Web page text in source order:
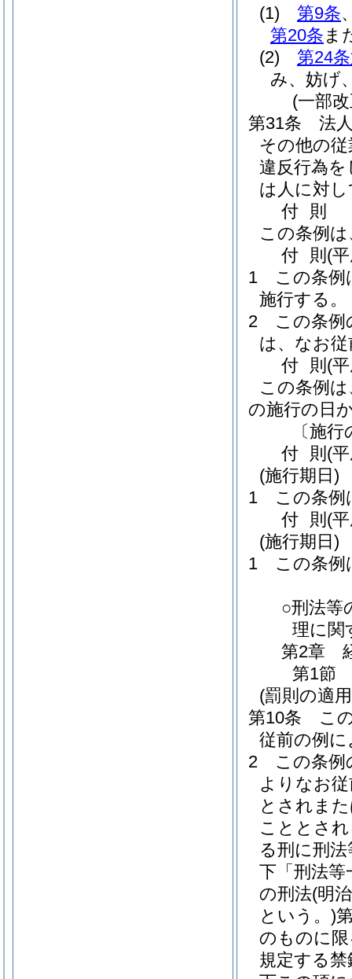
(1)
第9条
第20条 ま
(2)
第24
み、妨げ
(一部
第31条
法
その他の
違反行為
は人に対
付 則
この条例
付 則 (
1
この条例
施行する。
2
この条
は、なお
付 則 (
この条例
の施行の日
〔施
付 則 (
(施行期日)
1
この条例
付 則 (
(施行期日)
1
この条例
○刑法等
理に関
第2章
第1節
(罰則の適
第10条
こ
従前の例
2
この条例
よりなお
とされま
こととさ
る刑に刑
下「刑法等
の刑法(明
という。)
のものに
規定する禁